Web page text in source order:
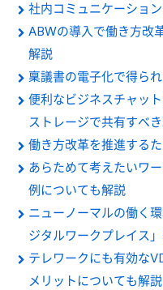
社内コミュニケーショ
ABWの導入で働き方改
解説
稟議書の電子化で得ら
便利なビジネスチャッ
ストレージで共有すべ
働き方改革を推進する
あらためて考えたいワ
例についても解説
ニューノーマルの働く
ジタルワークプレイス
テレワークにも有効な
メリットについても解説